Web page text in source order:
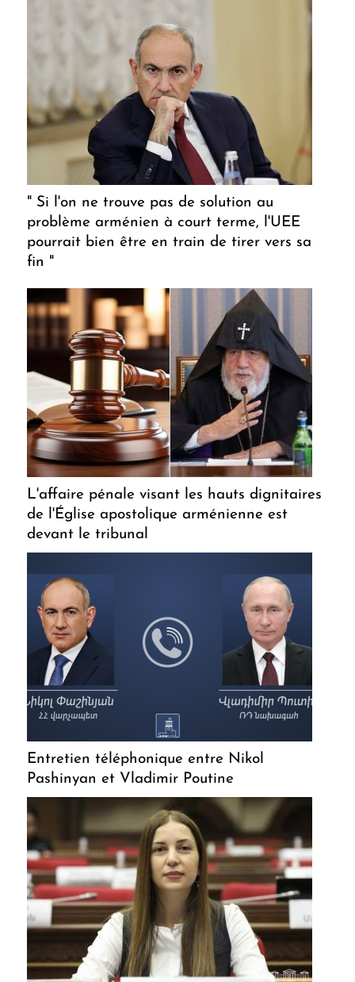
" Si l'on ne trouve pas de solution au
problème arménien à court terme, l'UEE
pourrait bien être en train de tirer vers sa
fin "
L'affaire pénale visant les hauts dignitaires
de l'Église apostolique arménienne est
devant le tribunal
Entretien téléphonique entre Nikol
Pashinyan et Vladimir Poutine